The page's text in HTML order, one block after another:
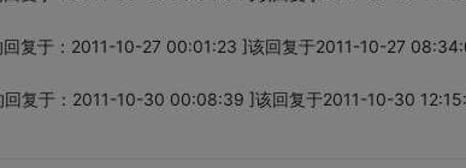
复于：2011-10-27 00:01:23 ]该回复于2011-10-27
复于：2011-10-30 00:08:39 ]该回复于2011-10-30